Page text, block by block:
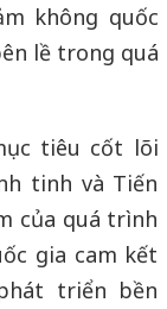
không quốc
lề trong quá
tiêu cốt lõi
tinh và Tiến
của quá trình
gia cam kết
triển bền